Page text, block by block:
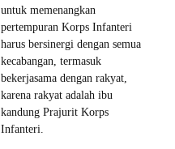
untuk memenangkan
pertempuran Korps Infanteri
harus bersinergi dengan semua
kecabangan, termasuk
bekerjasama dengan rakyat,
karena rakyat adalah ibu
kandung Prajurit Korps
Infanteri.